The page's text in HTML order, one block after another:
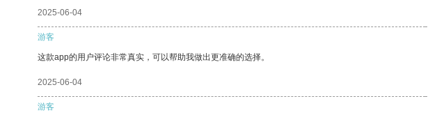
2025-06-04
游客
这款app的用户评论非常真实，可以帮助我做出更准确的选择。
2025-06-04
游客